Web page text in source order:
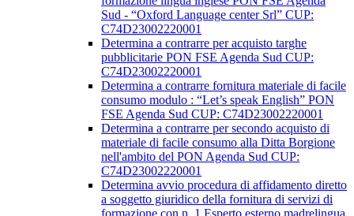
Sud - “Oxford Language center Srl” CUP:
C74D23002220001
Determina a contrarre per acquisto targhe
pubblicitarie PON FSE Agenda Sud CUP:
C74D23002220001
Determina a contrarre fornitura materiale di facile
consumo modulo : “Let’s speak English” PON
FSE Agenda Sud CUP: C74D23002220001
Determina a contrarre per secondo acquisto di
materiale di facile consumo alla Ditta Borgione
nell'ambito del PON Agenda Sud CUP:
C74D23002220001
Determina avvio procedura di affidamento diretto
a soggetto giuridico della fornitura di servizi di